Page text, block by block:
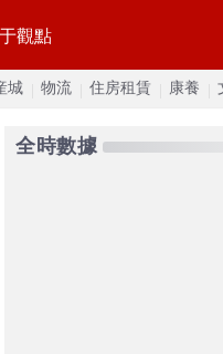
觀點
城 物流 住房租賃 康養
全時數據